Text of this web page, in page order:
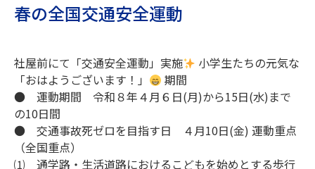
春の全国交通安全運動
社屋前にて「交通安全運動」実施
小学生たちの元気な
「おはようございます！」
期間
● 運動期間 令和８年４月６日(月)から15日(水)まで
の10日間
● 交通事故死ゼロを目指す日 ４月10日(金) 運動重点
（全国重点）
⑴ 通学路・生活道路におけるこどもを始めとする歩行